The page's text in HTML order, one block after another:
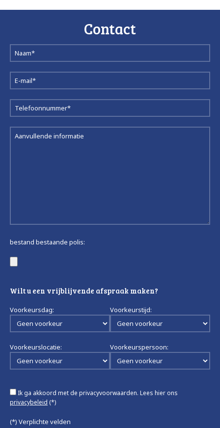
Contact
bestand bestaande polis:
Wilt u een vrijblijvende afspraak maken?
Voorkeursdag: Voorkeurstijd:
Voorkeurslocatie: Voorkeurspersoon:
Ik ga akkoord met de privacyvoorwaarden. Lees hier ons
privacybeleid (*)
(*) Verplichte velden